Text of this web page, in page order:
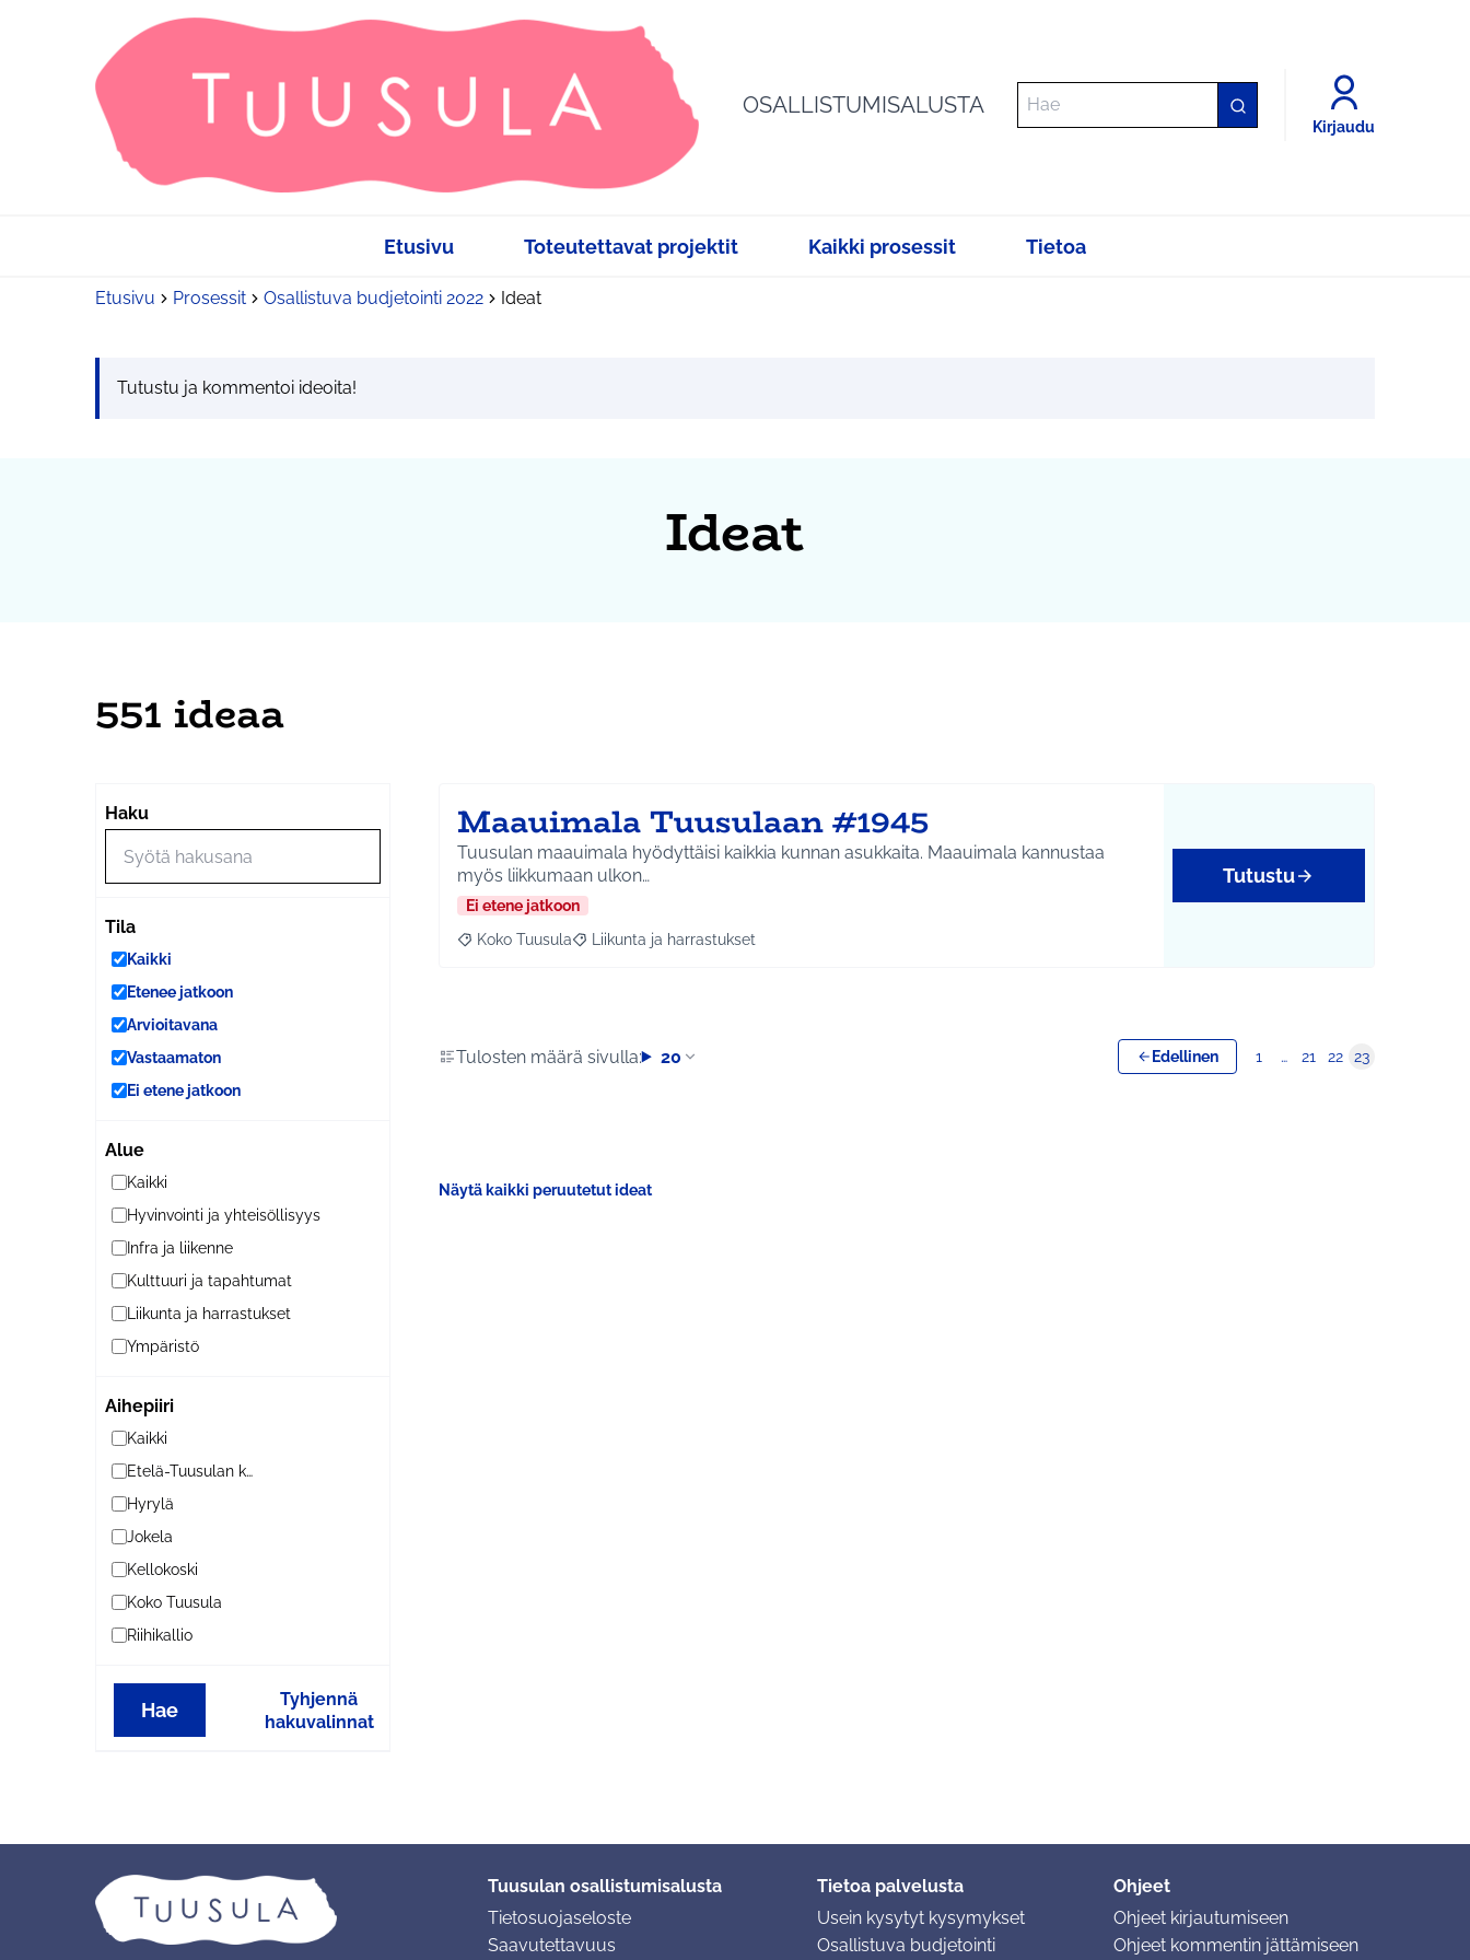
OSALLISTUMISALUSTA
Kirjaudu
Etusivu Toteutettavat projektit Kaikki prosessit Tietoa
Etusivu Prosessit Osallistuva budjetointi 2022 Ideat
Tutustu ja kommentoi ideoita!
Ideat
551 ideaa
Haku
Tila
Kaikki
Etenee jatkoon
Arvioitavana
Vastaamaton
Ei etene jatkoon
Alue
Kaikki
Hyvinvointi ja yhteisöllisyys
Infra ja liikenne
Kulttuuri ja tapahtumat
Liikunta ja harrastukset
Ympäristö
Aihepiiri
Kaikki
Etelä-Tuusulan kylät
Hyrylä
Jokela
Kellokoski
Koko Tuusula
Riihikallio
Hae
Tyhjennä
hakuvalinnat
Maauimala Tuusulaan #1945
Tuusulan maauimala hyödyttäisi kaikkia kunnan asukkaita. Maauimala kannustaa
myös liikkumaan ulkon…
Ei etene jatkoon
Rajaa tulokset aihepiirin mukaan: Koko Tuusula
Koko Tuusula Rajaa tulokset teeman mukaan: Liikunta ja harrastukset
Liikunta ja harrastukset
Tutustu
Tulosten määrä sivulla: 20 Edellinen 1 … 21 22 23
Näytä kaikki peruutetut ideat
Tuusulan osallistumisalusta
Tietosuojaseloste
Saavutettavuus
Tietoa palvelusta
Usein kysytyt kysymykset
Osallistuva budjetointi
Ohjeet
Ohjeet kirjautumiseen
Ohjeet kommentin jättämiseen